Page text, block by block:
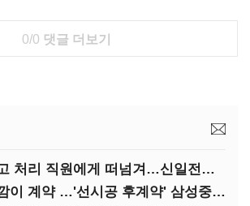
0/0 댓글 더보기
제습기 등 재고 처리 직원에게 떠넘겨…신일전자 '과징금 처벌'
일 맡기고 깜깜이 계약 …'선시공 후계약' 삼성중공업 덜미